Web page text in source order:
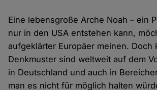
Eine lebensgroße Arche Noah – ein
nur in den USA entstehen kann,
aufgeklärter Europäer meinen. Doch
Denkmuster sind weltweit auf dem
in Deutschland und auch in
man es nicht für möglich halten